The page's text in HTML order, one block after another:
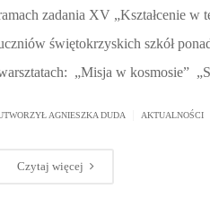
zadania XV „Kształcenie w
świętokrzyskich szkół
„Misja w kosmosie”
AGNIESZKA DUDA AKTUALNOŚCI
Czytaj więcej